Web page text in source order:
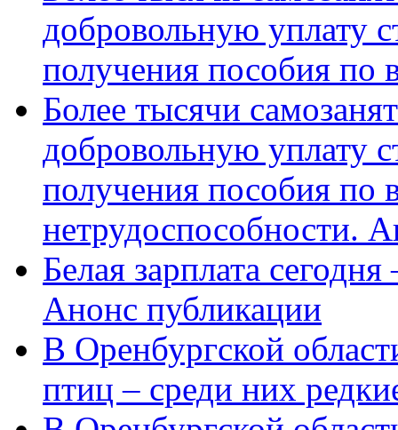
добровольную уплату
получения пособия по
Более тысячи
добровольную уплату
получения пособия по
нетрудоспособности.
Белая зарплата
Анонс публикации
В Оренбургской
птиц – среди них